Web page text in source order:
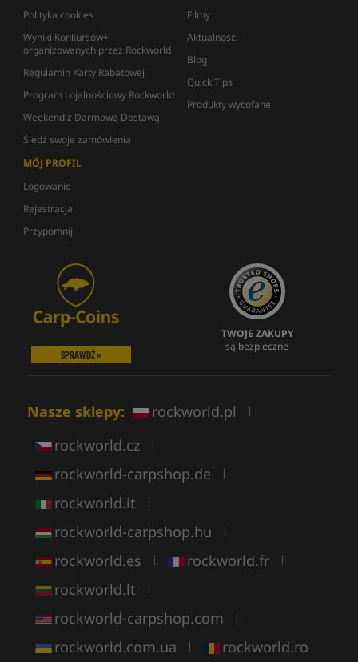
Polityka cookies
Wyniki Konkursów+
organizowanych przez Rockworld
Regulamin Karty Rabatowej
Program Lojalnościowy Rockworld
Weekend z Darmową Dostawą
Śledź swoje zamówienia
Filmy
Aktualności
Blog
Quick Tips
Produkty wycofane
MÓJ PROFIL
Logowanie
Rejestracja
Przypomnij
SPRAWDŹ »
TWOJE ZAKUPY
są bezpieczne
Nasze sklepy: rockworld.pl |
rockworld.cz |
rockworld-carpshop.de |
rockworld.it |
rockworld-carpshop.hu |
rockworld.es | rockworld.fr |
rockworld.lt |
rockworld-carpshop.com |
rockworld.com.ua | rockworld.ro